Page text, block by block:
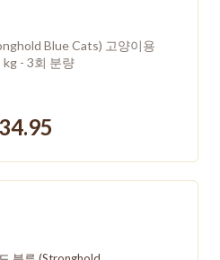
Blue Cats) 고양이용
kg - 3회 분량